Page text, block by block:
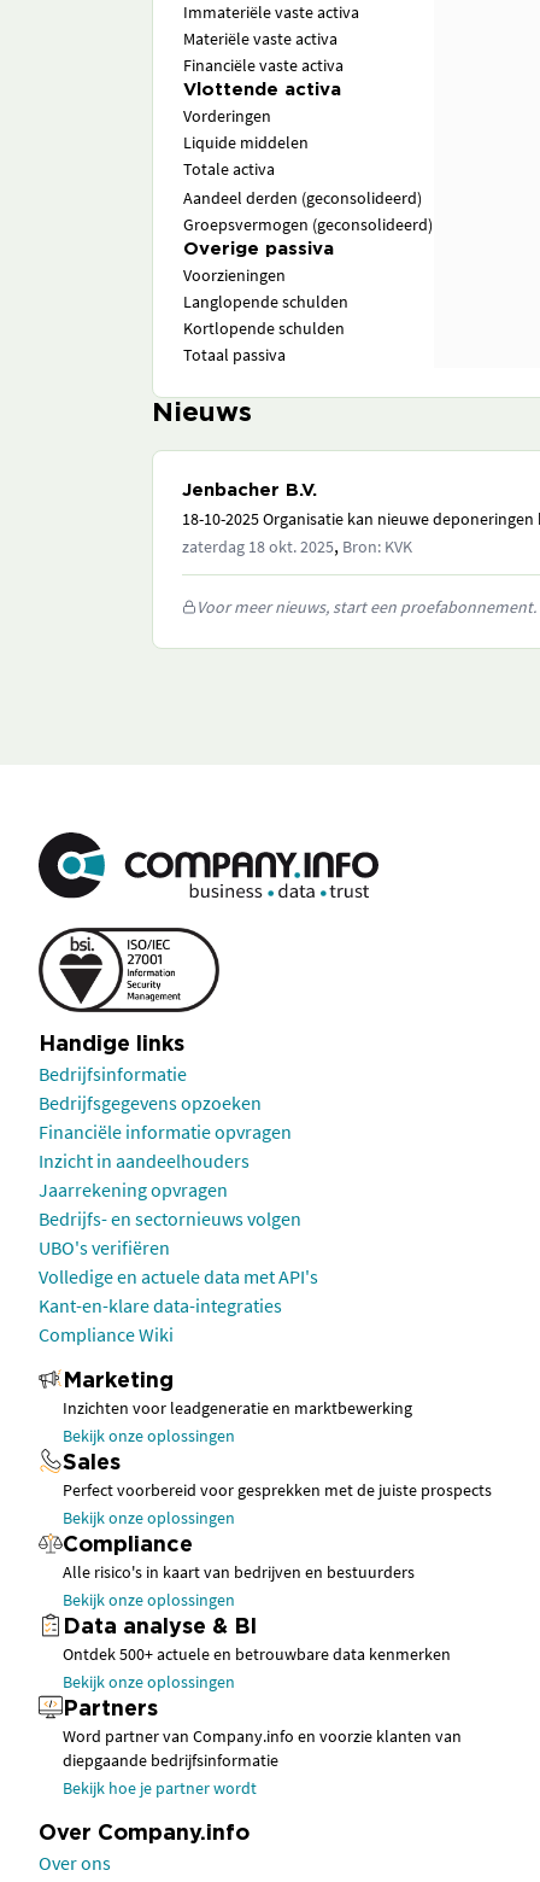
Immateriële vaste activa
Materiële vaste activa
Financiële vaste activa
Vlottende activa
Vorderingen
Liquide middelen
Totale activa
Aandeel derden (geconsolideerd)
Groepsvermogen (geconsolideerd)
Overige passiva
Voorzieningen
Langlopende schulden
Kortlopende schulden
Totaal passiva
Nieuws
Jenbacher B.V.
18-10-2025 Organisatie kan nieuwe
zaterdag 18 okt. 2025, Bron: KVK
Voor meer nieuws, start een proefabonnement.
Handige links
Bedrijfsinformatie
Bedrijfsgegevens opzoeken
Financiële informatie opvragen
Inzicht in aandeelhouders
Jaarrekening opvragen
Bedrijfs- en sectornieuws volgen
UBO's verifiëren
Volledige en actuele data met API's
Kant-en-klare data-integraties
Compliance Wiki
Marketing
Inzichten voor leadgeneratie en marktbewerking
Bekijk onze oplossingen
Sales
Perfect voorbereid voor gesprekken met de juiste prospects
Bekijk onze oplossingen
Compliance
Alle risico's in kaart van bedrijven en bestuurders
Bekijk onze oplossingen
Data analyse & BI
Ontdek 500+ actuele en betrouwbare data kenmerken
Bekijk onze oplossingen
Partners
Word partner van Company.info en voorzie klanten van
diepgaande bedrijfsinformatie
Bekijk hoe je partner wordt
Over Company.info
Over ons